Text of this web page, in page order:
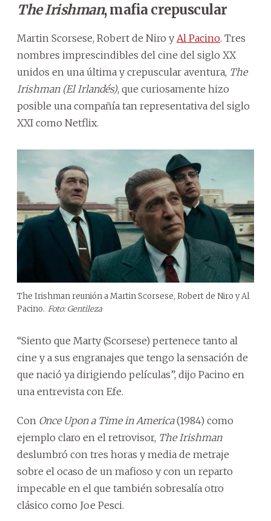
The Irishman, mafia crepuscular
Martin Scorsese, Robert de Niro y Al Pacino. Tres
nombres imprescindibles del cine del siglo XX
unidos en una última y crepuscular aventura, The
Irishman (El Irlandés), que curiosamente hizo
posible una compañía tan representativa del siglo
XXI como Netflix.
The Irishman reunión a Martin Scorsese, Robert de Niro y Al
Pacino. Foto: Gentileza
“Siento que Marty (Scorsese) pertenece tanto al
cine y a sus engranajes que tengo la sensación de
que nació ya dirigiendo películas”, dijo Pacino en
una entrevista con Efe.
Con Once Upon a Time in America(1984) como
ejemplo claro en el retrovisor, The Irishman
deslumbró con tres horas y media de metraje
sobre el ocaso de un mafioso y con un reparto
impecable en el que también sobresalía otro
clásico como Joe Pesci.